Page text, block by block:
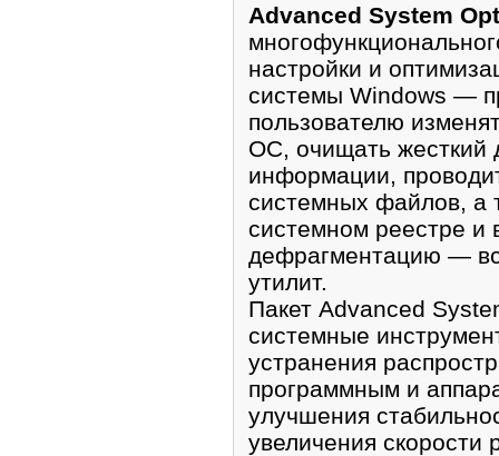
Advanced System
настройки и
системы Windows —
пользователю
ОС, очищать жесткий
информации,
системных файлов, а
системном реестре и
дефрагментацию —
утилит.
Пакет Advanced
системные
устранения
программным и
улучшения
увеличения скорости